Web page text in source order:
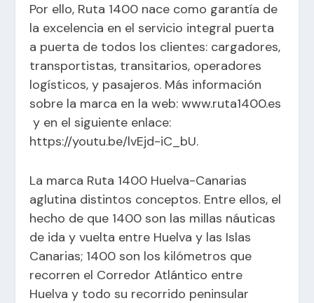
Por ello, Ruta 1400 nace como garantía de
la excelencia en el servicio integral puerta
a puerta de todos los clientes: cargadores,
transportistas, transitarios, operadores
logísticos, y pasajeros. Más información
sobre la marca en la web:www.ruta1400.es
y en el siguiente enlace:
https://youtu.be/lvEjd-iC_bU.
La marca Ruta 1400 Huelva-Canarias
aglutina distintos conceptos. Entre ellos, el
hecho de que 1400 son las millas náuticas
de ida y vuelta entre Huelva y las Islas
Canarias; 1400 son los kilómetros que
recorren el Corredor Atlántico entre
Huelva y todo su recorrido peninsular